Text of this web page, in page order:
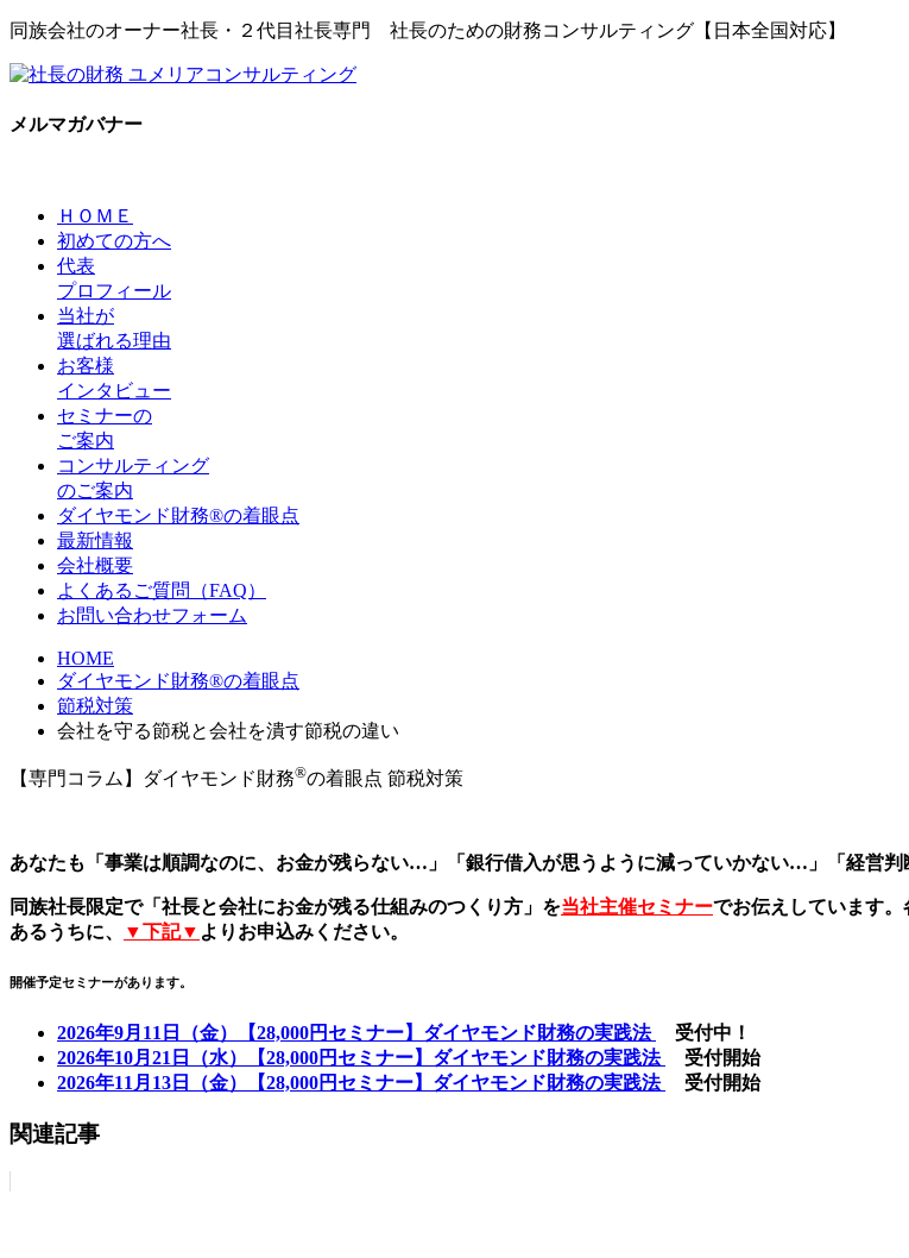
同族会社のオーナー社長・２代目社長専門 社長のための財務コンサルティング【日本全国対応】
メルマガバナー
ＨＯＭＥ
初めての方へ
代表
プロフィール
当社が
選ばれる理由
お客様
インタビュー
セミナーの
ご案内
コンサルティング
のご案内
ダイヤモンド財務®の着眼点
最新情報
会社概要
よくあるご質問（FAQ）
お問い合わせフォーム
HOME
ダイヤモンド財務®の着眼点
節税対策
会社を守る節税と会社を潰す節税の違い
【専門コラム】ダイヤモンド財務®の着眼点 節税対策
あなたも「事業は順調なのに、お金が残らない…」「銀行借入が思うように減っていかない…」「経営
同族社長限定で「社長と会社にお金が残る仕組みのつくり方」を当社主催セミナーでお伝えしています
あるうちに、
▼下記▼ よりお申込みください。
開催予定セミナーがあります。
2026年9月11日（金）【28,000円セミナー】ダイヤモンド財務の実践法
受付中！
2026年10月21日（水）【28,000円セミナー】ダイヤモンド財務の実践法
受付開始
2026年11月13日（金）【28,000円セミナー】ダイヤモンド財務の実践法
受付開始
関連記事